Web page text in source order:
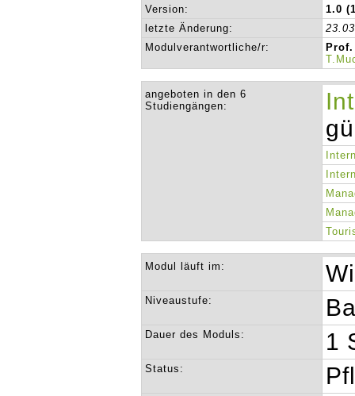
Version:
1.0
letzte Änderung:
Modulverantwortliche/r:
angeboten in den 6
Studiengängen:
Modul läuft im:
Niveaustufe:
Dauer des Moduls: 1
Status: